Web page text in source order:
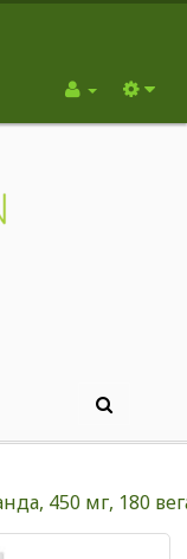
450 мг, 180